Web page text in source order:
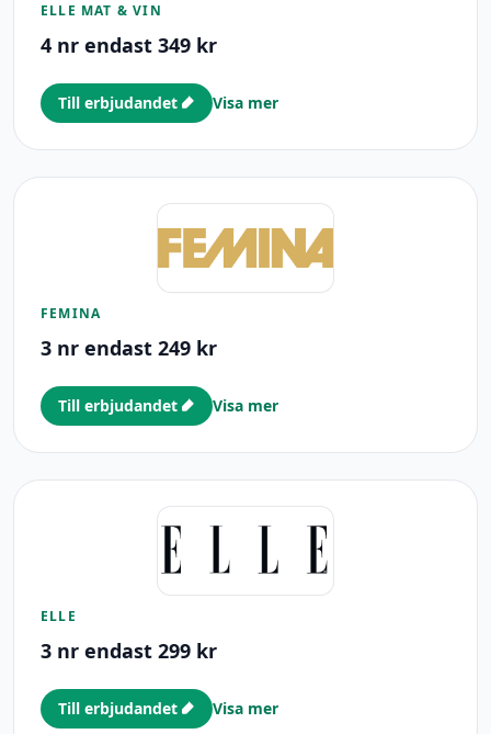
ELLE MAT & VIN
4 nr endast 349 kr
Till erbjudandet Visa mer
FEMINA
3 nr endast 249 kr
Till erbjudandet Visa mer
ELLE
3 nr endast 299 kr
Till erbjudandet Visa mer